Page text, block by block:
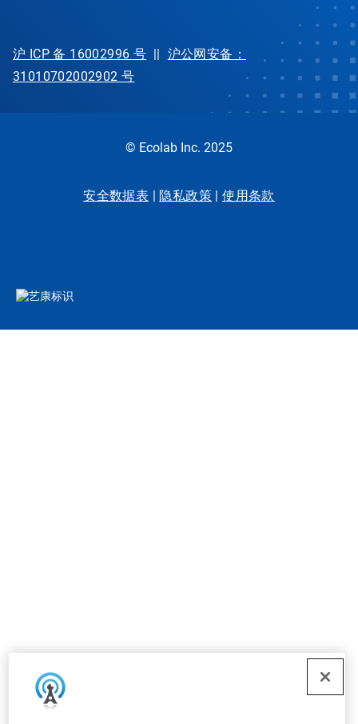
沪 ICP 备 16002996 号 || 沪公网安备：
31010702002902 号
© Ecolab Inc. 2025
安全数据表 | 隐私政策 |使用条款